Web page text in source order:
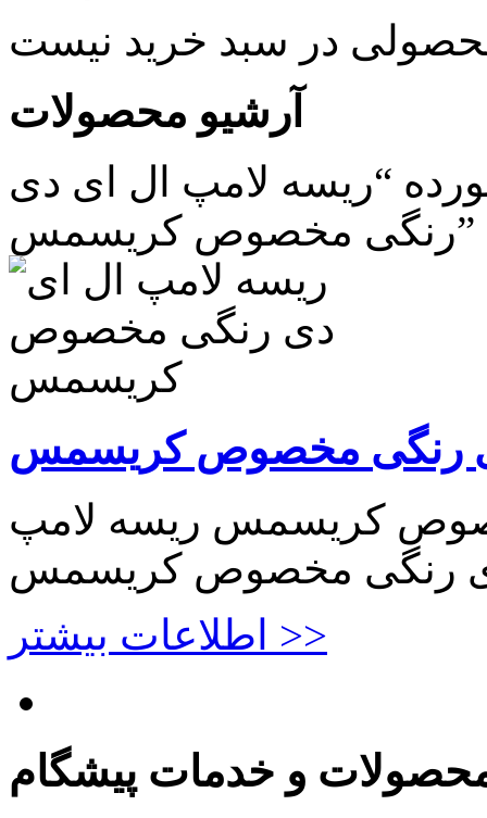
آرشیو محصولات
“ریسه لامپ ال ای دی
رنگی مخصوص کریسمس”
رنگی مخصوص کریسمس
کریسمس ریسه لامپ
رنگی مخصوص کریسمس
اطلاعات بیشتر >>
و خدمات پیشگام